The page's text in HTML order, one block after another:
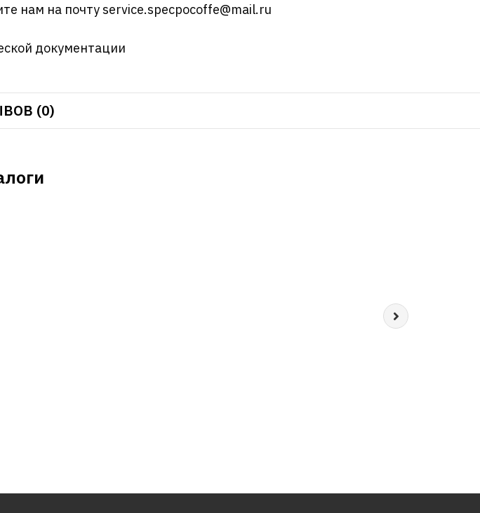
нам на почтуservice.specpocoffe@mail.ru
документации
(0)